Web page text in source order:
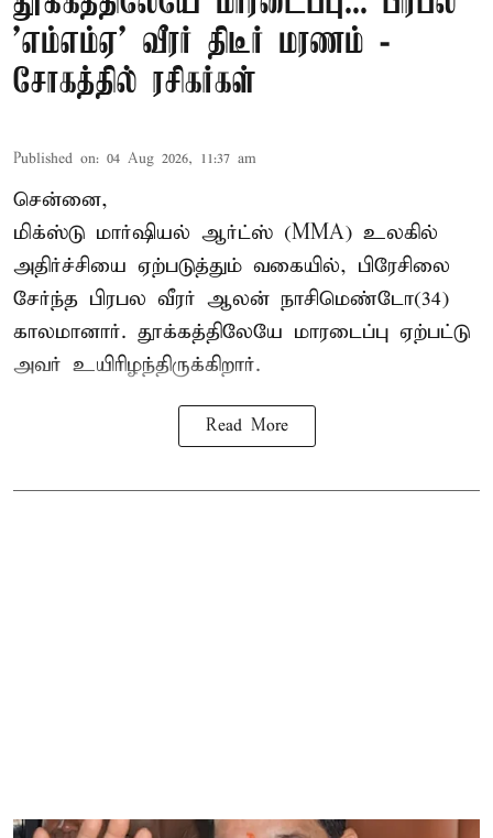
’எம்எம்ஏ’ வீரர் திடீர் மரணம் -
சோகத்தில் ரசிகர்கள்
Published on: 04 Aug 2026, 11:37 am
சென்னை,
மிக்ஸ்டு மார்ஷியல் ஆர்ட்ஸ் (MMA) உலகில்
அதிர்ச்சியை ஏற்படுத்தும் வகையில், பிரேசிலை
சேர்ந்த பிரபல வீரர் ஆலன் நாசிமெண்டோ(34)
காலமானார். தூக்கத்திலேயே மாரடைப்பு ஏற்பட்டு
அவர் உயிரிழந்திருக்கிறார்.
Read More